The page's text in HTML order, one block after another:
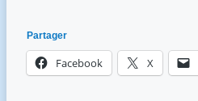
Partager
Facebook X